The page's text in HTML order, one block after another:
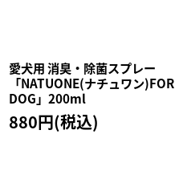
愛犬用 消臭・除菌スプレー
「NATUONE(ナチュワン)FOR
DOG」200ml
880円(税込)